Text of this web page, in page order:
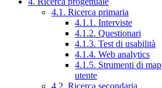
4.1. Ricerca primaria
4.1.1. Interviste
4.1.2. Questionari
4.1.3. Test di usabilità
4.1.4. Web analytics
4.1.5. Strumenti di
utente
4.2. Ricerca secondaria